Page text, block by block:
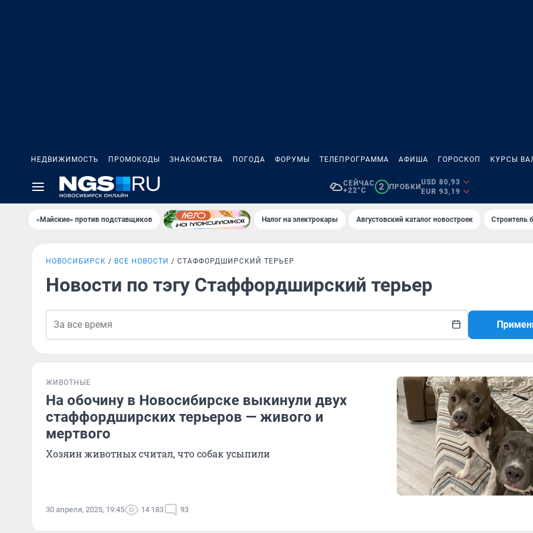
НЕДВИЖИМОСТЬ ПРОМОКОДЫ ЗНАКОМСТВА ПОГОДА ФОРУМЫ ТЕЛЕПРОГРАММА АФИША ГОРОСКОП КУРСЫ
СЕЙЧАС
+22°C
2 ПРОБКИ
USD 80,93
EUR 93,19
«Майские» против подставщиков Налог на электрокары Августовский каталог новостроек Строитель
НОВОСИБИРСК ВСЕ НОВОСТИ СТАФФОРДШИРСКИЙ ТЕРЬЕР
Новости по тэгу Стаффордширский терьер
ЖИВОТНЫЕ
На обочину в Новосибирске выкинули двух
стаффордширских терьеров — живого и
мертвого
Хозяин животных считал, что собак усыпили
30 апреля, 2025, 19:45 14 183 93